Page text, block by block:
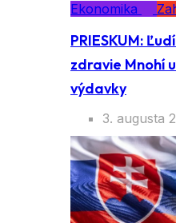
Ekonomika
PRIESKUM:
zdravie Mnohí
výdavky
3. augusta